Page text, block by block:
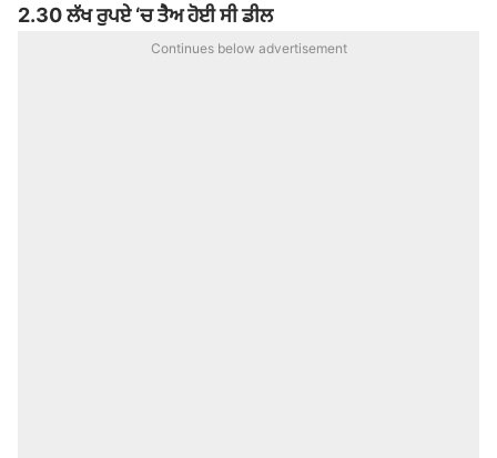
2.30 ਲੱਖ ਰੁਪਏ ‘ਚ ਤੈਅ ਹੋਈ ਸੀ ਡੀਲ
Continues below advertisement